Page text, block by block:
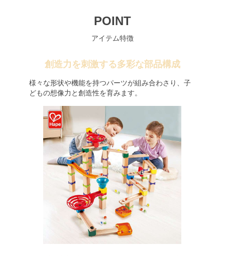
POINT
アイテム特徴
創造力を刺激する多彩な部品構成
様々な形状や機能を持つパーツが組み合わさり、子
どもの想像力と創造性を育みます。